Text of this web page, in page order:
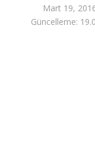
Mart 19,
Güncelleme: